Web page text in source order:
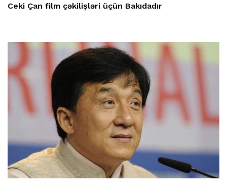
Ceki Çan film çəkilişləri üçün Bakıdadır